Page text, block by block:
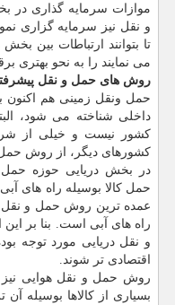
موازات سرمایه گذاری در
و نقل نیز سرمایه گزاری
تا بتوانند ارتباطات بین
می نمایند را به نحو بهتری
روش های حمل و نقل
حمل ونقل زمینی هم اکنون
داخلی شناخته می شود،
کشور نیست و خیلی از
کشورهای دیگر، از روش حمل
در بخش دریایی حوزه حمل
حمل کالا بوسیله راه های
عمده ترین روش حمل و نقل
راه های آبی است. بنا بر این
و نقل دریایی مورد توجه
اقتصادی تر شوند.
روش حمل و نقل هوایی نیز
بسیاری از کالاها بوسیله